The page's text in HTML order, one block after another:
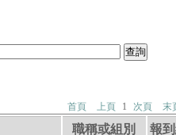
首頁
上頁 1 次頁 末
職稱或組別 報